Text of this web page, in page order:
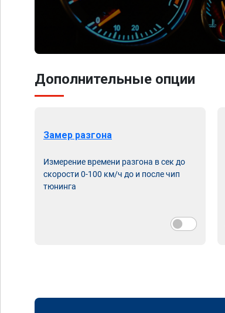
Дополнительные опции
Замер разгона
Измерение времени разгона в сек до
скорости 0-100 км/ч до и после чип
тюнинга